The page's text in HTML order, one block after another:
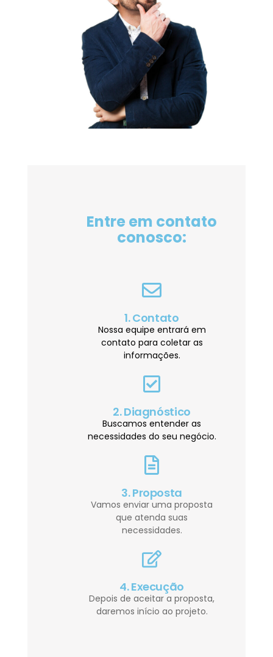
Entre em contato
conosco:
1. Contato
Nossa equipe entrará em
contato para coletar as
informações.
2. Diagnóstico
Buscamos entender as
necessidades do seu negócio.
3. Proposta
Vamos enviar uma proposta
que atenda suas
necessidades.
4. Execução
Depois de aceitar a proposta,
daremos início ao projeto.